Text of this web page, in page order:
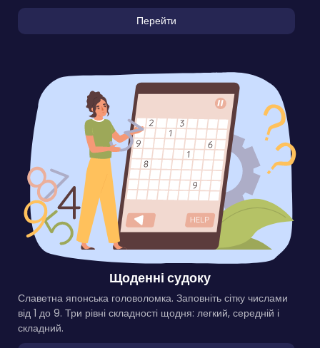
Перейти
Щоденні судоку
Славетна японська головоломка. Заповніть сітку числами
від 1 до 9. Три рівні складності щодня: легкий, середній і
складний.